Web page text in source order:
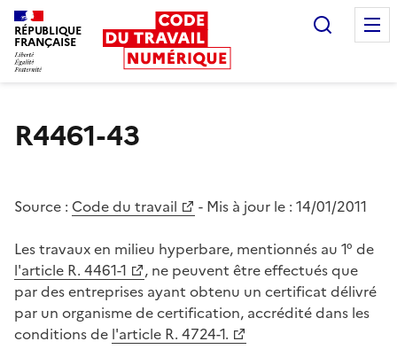
RÉPUBLIQUE
FRANÇAISE
R4461-43
Source : Code du travail - Mis à jour le : 14/01/2011
Les travaux en milieu hyperbare, mentionnés au 1° de
l'article R. 4461-1
, ne peuvent être effectués que
par des entreprises ayant obtenu un certificat délivré
par un organisme de certification, accrédité dans les
conditions de l'article R. 4724-1.